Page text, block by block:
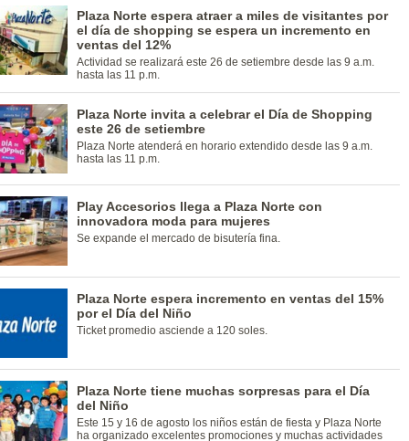
Plaza Norte espera atraer a miles de visitantes por
el día de shopping se espera un incremento en
ventas del 12%
Actividad se realizará este 26 de setiembre desde las 9 a.m.
hasta las 11 p.m.
Plaza Norte invita a celebrar el Día de Shopping
este 26 de setiembre
Plaza Norte atenderá en horario extendido desde las 9 a.m.
hasta las 11 p.m.
Play Accesorios llega a Plaza Norte con
innovadora moda para mujeres
Se expande el mercado de bisutería fina.
Plaza Norte espera incremento en ventas del 15%
por el Día del Niño
Ticket promedio asciende a 120 soles.
Plaza Norte tiene muchas sorpresas para el Día
del Niño
Este 15 y 16 de agosto los niños están de fiesta y Plaza Norte
ha organizado excelentes promociones y muchas actividades